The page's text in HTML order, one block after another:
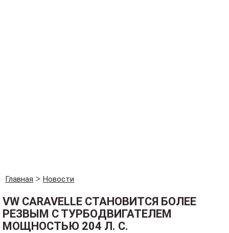
Главная Новости
VW CARAVELLE СТАНОВИТСЯ БОЛЕЕ
РЕЗВЫМ С ТУРБОДВИГАТЕЛЕМ
МОЩНОСТЬЮ 204 Л. С.